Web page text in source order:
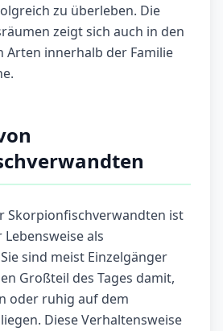
zu überleben. Die
zeigt sich auch in den
Arten innerhalb der Familie
Skorpionfischverwandten ist
als
sind meist Einzelgänger
Großteil des Tages damit,
oder ruhig auf dem
Diese Verhaltensweise